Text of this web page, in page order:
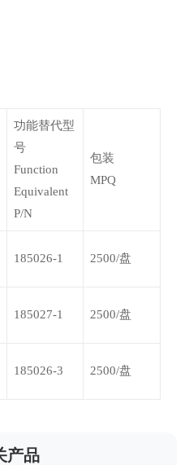
功能替代型
号
Function
Equivalent
P/N
包装
MPQ
185026-1 2500/盘
185027-1 2500/盘
185026-3 2500/盘
产品